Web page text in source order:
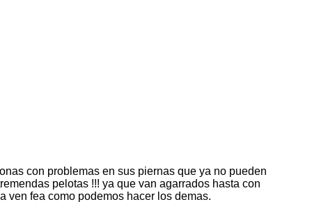
con problemas en sus piernas que ya no pueden
pelotas !!! ya que van agarrados hasta con
ven fea como podemos hacer los demas.